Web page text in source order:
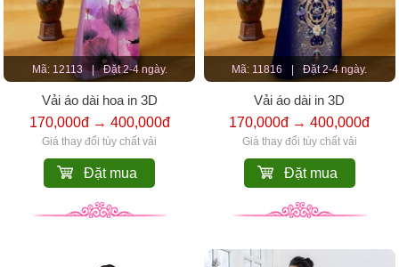
Mã: 12113 | Đặt 2-4 ngày.
Vải áo dài hoa in 3D
170,000đ → 400,000đ
Giá thay đổi tùy chất vải
Đặt mua
Mã: 11816 Đặt 2-4 ngày.
Vải áo dài in 3D
170,000đ → 400,000đ
Giá thay đổi tùy chất vải
Đặt mua